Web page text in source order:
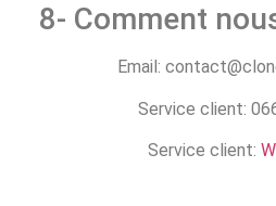
8- Comment
Email:
Service client:
Service client: